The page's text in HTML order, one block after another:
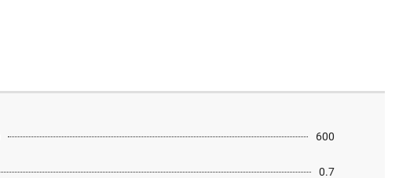
600
0.7